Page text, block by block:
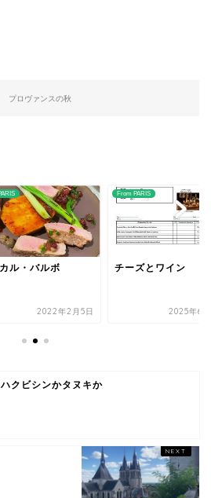
プロヴァンスの秋
From PARIS
チーズとワイン
2025年6月28日
From PARIS
町の文化
ハクビシンかタヌキか